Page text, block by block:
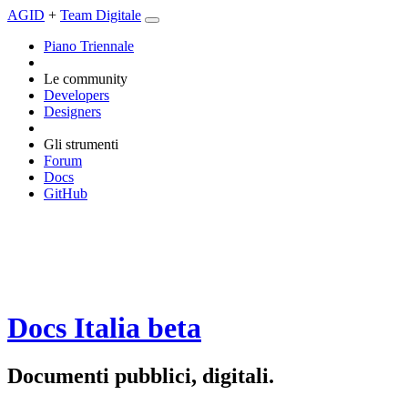
AGID + Team Digitale
Piano Triennale
Le community
Developers
Designers
Gli strumenti
Forum
Docs
GitHub
Docs Italia beta
Documenti pubblici, digitali.